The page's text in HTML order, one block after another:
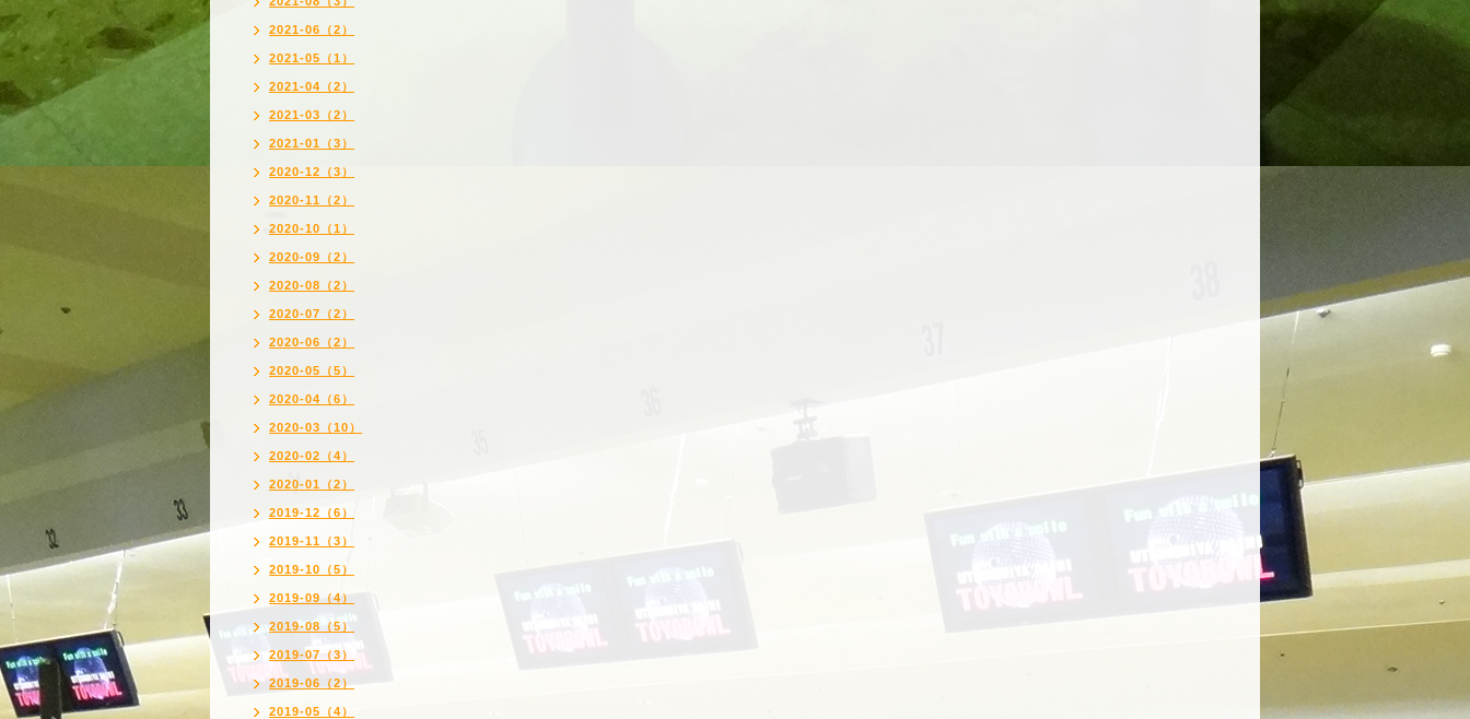
2021-06（2）
2021-05（1）
2021-04（2）
2021-03（2）
2021-01（3）
2020-12（3）
2020-11（2）
2020-10（1）
2020-09（2）
2020-08（2）
2020-07（2）
2020-06（2）
2020-05（5）
2020-04（6）
2020-03（10）
2020-02（4）
2020-01（2）
2019-12（6）
2019-11（3）
2019-10（5）
2019-09（4）
2019-08（5）
2019-07（3）
2019-06（2）
2019-05（4）